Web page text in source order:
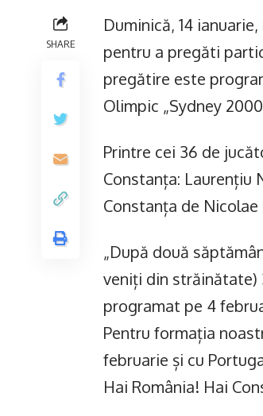
SHARE
Duminică, 14
pentru a pregăti
pregătire este
Olimpic „Sydney
Printre cei 36 de
Constanța: Laurențiu
Constanța de
„După două
veniți din străinătate)
programat pe 4
Pentru formația
februarie și cu
Hai România! Hai